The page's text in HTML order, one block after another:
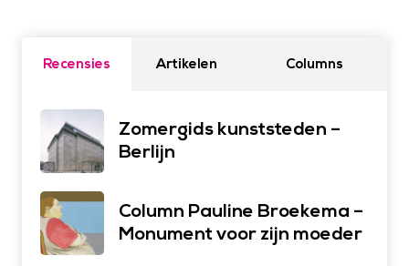
Recensies Artikelen Columns
Zomergids kunststeden –
Berlijn
Column Pauline Broekema –
Monument voor zijn moeder